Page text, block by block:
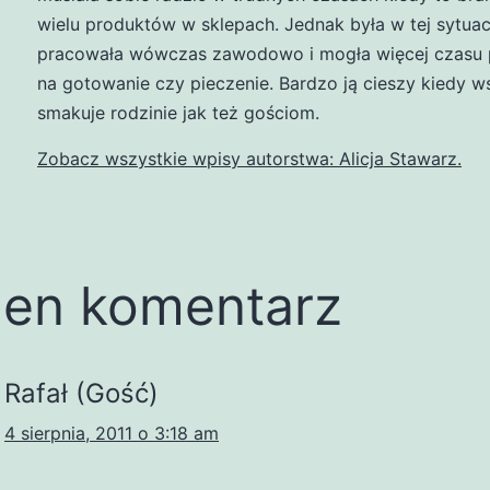
wielu produktów w sklepach. Jednak była w tej
pracowała wówczas zawodowo i mogła więcej
na gotowanie czy pieczenie. Bardzo ją cieszy kiedy
smakuje rodzinie jak też gościom.
Zobacz wszystkie wpisy autorstwa: Alicja Stawarz.
komentarz
Rafał (Gość)
4 sierpnia, 2011 o 3:18 am